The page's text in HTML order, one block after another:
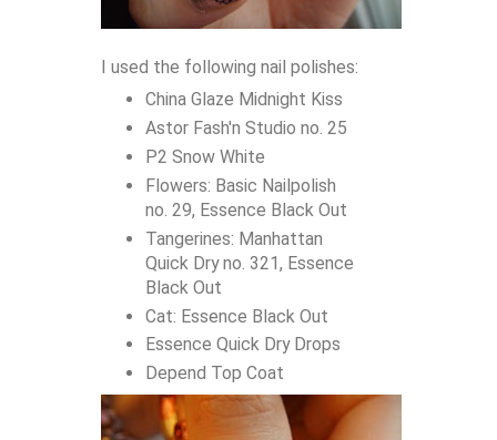
I used the following nail polishes:
China Glaze Midnight Kiss
Astor Fash'n Studio no. 25
P2 Snow White
Flowers: Basic Nailpolish
no. 29, Essence Black Out
Tangerines: Manhattan
Quick Dry no. 321, Essence
Black Out
Cat: Essence Black Out
Essence Quick Dry Drops
Depend Top Coat